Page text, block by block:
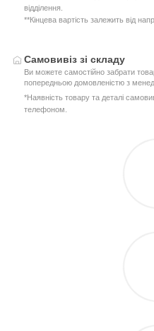
відділення.
**Кінцева вартість залежить від
Самовивіз зі складу
Ви можете самостійно забрати
попередньою домовленістю з
*Наявність товару та деталі
телефоном.